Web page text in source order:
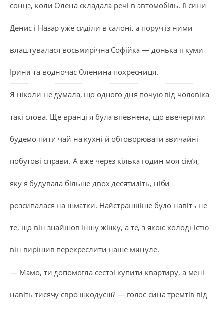
сонце, коли Олена складала речі в автомобіль. Її сини
Денис і Назар уже сиділи в салоні, а поруч із ними
влаштувалася восьмирічна Софійка — донька її куми
Ірини та водночас Оленина похресниця.
Я ніколи не думала, що одного дня почую від чоловіка
такі слова. Ще вранці я була впевнена, що ввечері ми
будемо пити чай на кухні й обговорювати звичайні
побутові справи. А вже через кілька годин моя сім’я,
яку я будувала більше двох десятиліть, ніби
розсипалася на шматки. Найстрашніше було навіть не
те, що він знайшов іншу жінку, а те, з якою холодністю
він вирішив перекреслити наше минуле.
— Мамо, ти допомогла сестрі купити квартиру, а мені
навіть тисячу євро шкодуєш? — голос сина тремтів від